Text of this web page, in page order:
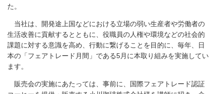
た。
当社は、開発途上国などにおける立場の弱い生産者や労働者の
生活改善に貢献するとともに、役職員の人権や環境などの社会的
課題に対する意識を高め、行動に繋げることを目的に、毎年、日
本の「フェアトレード月間」である5月に本取り組みを実施してい
ます。
販売会の実施にあたっては、事前に、国際フェアトレード認証